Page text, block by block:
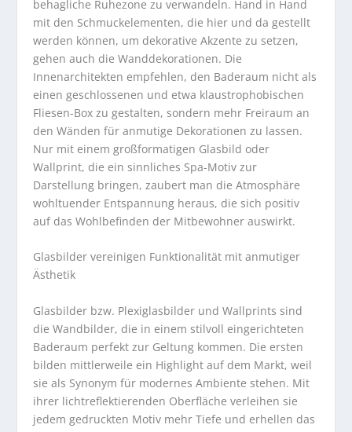
behagliche Ruhezone zu verwandeln. Hand in Hand
mit den Schmuckelementen, die hier und da gestellt
werden können, um dekorative Akzente zu setzen,
gehen auch die Wanddekorationen. Die
Innenarchitekten empfehlen, den Baderaum nicht als
einen geschlossenen und etwa klaustrophobischen
Fliesen-Box zu gestalten, sondern mehr Freiraum an
den Wänden für anmutige Dekorationen zu lassen.
Nur mit einem großformatigen Glasbild oder
Wallprint, die ein sinnliches Spa-Motiv zur
Darstellung bringen, zaubert man die Atmosphäre
wohltuender Entspannung heraus, die sich positiv
auf das Wohlbefinden der Mitbewohner auswirkt.
Glasbilder vereinigen Funktionalität mit anmutiger
Ästhetik
Glasbilder bzw. Plexiglasbilder und Wallprints sind
die Wandbilder, die in einem stilvoll eingerichteten
Baderaum perfekt zur Geltung kommen. Die ersten
bilden mittlerweile ein Highlight auf dem Markt, weil
sie als Synonym für modernes Ambiente stehen. Mit
ihrer lichtreflektierenden Oberfläche verleihen sie
jedem gedruckten Motiv mehr Tiefe und erhellen das